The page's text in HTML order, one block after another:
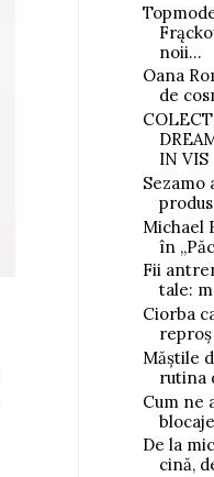
noii...
Oana
de
IN VIS
Sezamo
Michael
în
Fii
tale:
Ciorba
Măștile
rutina
Cum ne
De la
cină,